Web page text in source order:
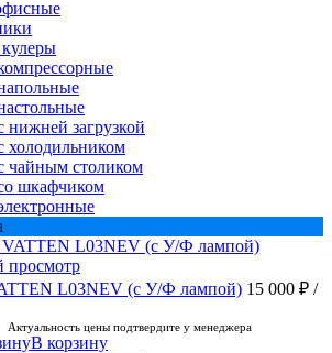
нижней загрузкой
холодильником
чайным столиком
шкафчиком
просмотр
L03NEV (с У/Ф лампой) 15 000 ₽ /
Актуальность цены подтвердите у менеджера
В корзину